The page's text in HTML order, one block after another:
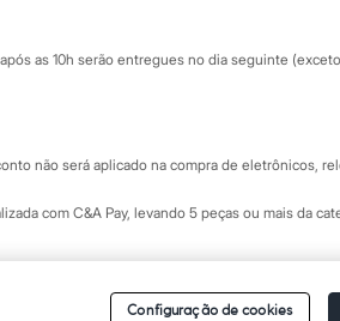
as 10h serão entregues no dia seguinte
não será aplicado na compra de eletrônicos,
com C&A Pay, levando 5 peças ou mais da
Configuração de cookies